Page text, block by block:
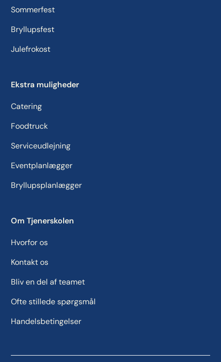
Sommerfest
Bryllupsfest
Julefrokost
Ekstra muligheder
Catering
Foodtruck
Serviceudlejning
Eventplanlægger
Bryllupsplanlægger
Om Tjenerskolen
Hvorfor os
Kontakt os
Bliv en del af teamet
Ofte stillede spørgsmål
Handelsbetingelser